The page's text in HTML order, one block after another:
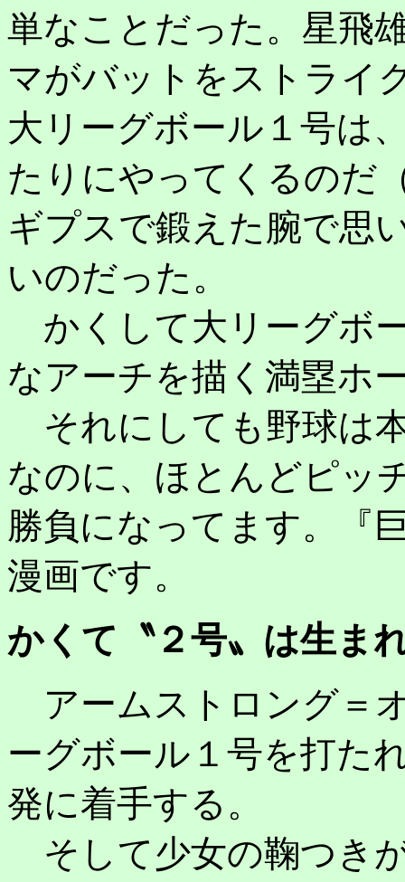
単なことだった。星飛
マがバットをストライ
大リーグボール１号は
たりにやってくるのだ
ギプスで鍛えた腕で思
いのだった。
かくして大リーグボ
なアーチを描く満塁ホ
それにしても野球は
なのに、ほとんどピッ
勝負になってます。『
漫画です。
かくて〝２号〟は生ま
アームストロング＝
ーグボール１号を打た
発に着手する。
そして少女の鞠つき